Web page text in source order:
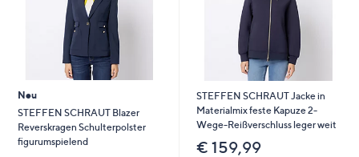
diese
anzuzeigen.
Neu
STEFFEN SCHRAUT Blazer
Reverskragen Schulterpolster
figurumspielend
STEFFEN SCHRAUT Jacke in
Materialmix feste Kapuze 2-
Wege-Reißverschluss leger weit
€ 159,99